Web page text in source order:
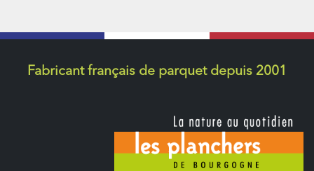
Fabricant français de parquet depuis 2001